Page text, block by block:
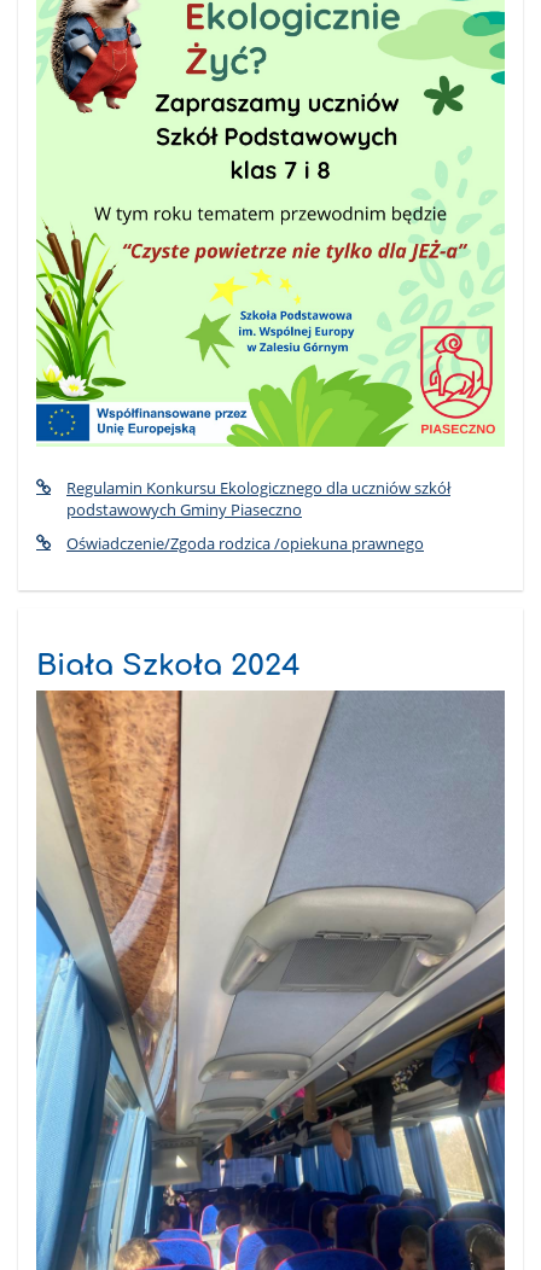
Regulamin Konkursu Ekologicznego dla uczniów szkół
podstawowych Gminy Piaseczno
Oświadczenie/Zgoda rodzica /opiekuna prawnego
Biała Szkoła 2024